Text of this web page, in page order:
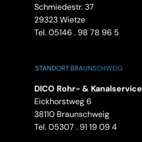
Schmiedestr. 37
29323 Wietze
Tel. 05146 . 98 78 96 5
STANDORT BRAUNSCHWEIG
DICO Rohr- & Kanalservice
Eickhorstweg 6
38110 Braunschweig
Tel. 05307 . 91 19 09 4